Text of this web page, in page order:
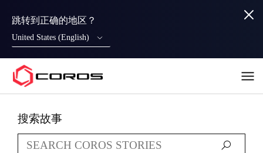
跳转到正确的地区？
United States (English)
COROS
搜索故事